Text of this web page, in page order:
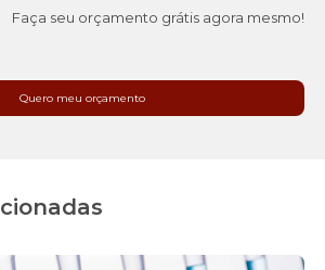
Faça seu orçamento grátis agora mesmo!
Quero meu orçamento